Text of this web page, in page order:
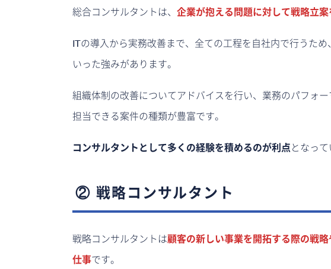
総合コンサルタントは、 企業が抱える問題に対して戦略立
ITの導入から実務改善まで、全ての工程を自社内で行うた
いった強みがあります。
組織体制の改善についてアドバイスを行い、業務のパフォ
担当できる案件の種類が豊富です。
コンサルタントとして多くの経験を積めるのが利点 となって
② 戦略コンサルタント
戦略コンサルタントは顧客の新しい事業を開拓する際の戦
仕事です。